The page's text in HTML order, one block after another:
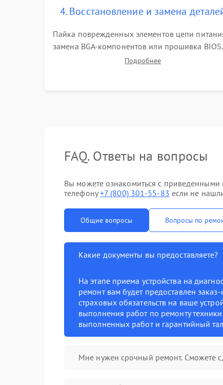
4. Восстановление и замена
Пайка поврежденных элементов цепи
замена BGA-компонентов или прошивка BIOS.
Ремонт подсветки матрицы, замена
Подробнее
FAQ. Ответы на вопросы
Вы можете ознакомиться с приведенными
телефону+7 (800) 301-55-83 если не
Общие вопросы Вопросы по
Какие документы вы предоставляете?
На этапе приема устройства на
ремонт вам будет предоставлен
страховых обязательств на ваше
выполнения работ по ремонту
выполненных работ и гарантийный
Мне нужен срочный ремонт. Сможете